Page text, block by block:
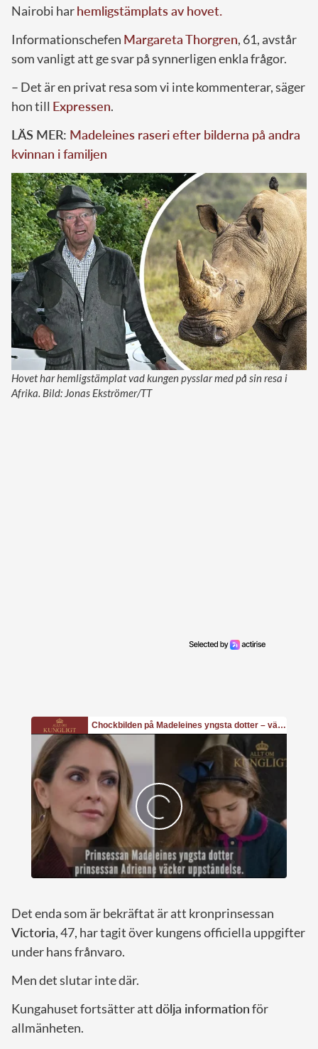
Nairobi harhemligstämplats av hovet.
Informationschefen Margareta Thorgren, 61, avstår
som vanligt att ge svar på synnerligen enkla frågor.
– Det är en privat resa som vi inte kommenterar, säger
hon till Expressen.
LÄS MER: Madeleines raseri efter bilderna på andra
kvinnan i familjen
Hovet har hemligstämplat vad kungen pysslar med på sin resa i
Afrika. Bild: Jonas Ekströmer/TT
Det enda som är bekräftat är att kronprinsessan
Victoria, 47, har tagit över kungens officiella uppgifter
under hans frånvaro.
Men det slutar inte där.
Kungahuset fortsätter attdölja informationför
allmänheten.